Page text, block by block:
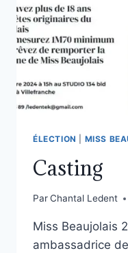
ÉLECTION MISS
Casting
ParChantal Ledent
Miss Beaujolais
ambassadrice